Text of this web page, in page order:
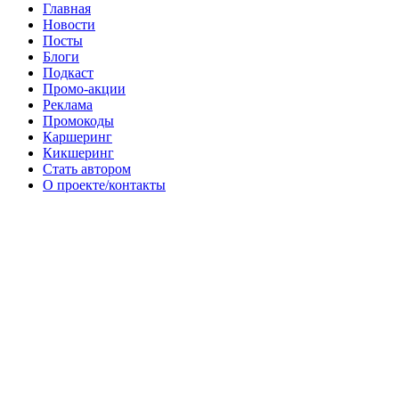
Главная
Новости
Посты
Блоги
Подкаст
Промо-акции
Реклама
Промокоды
Каршеринг
Кикшеринг
Стать автором
О проекте/контакты